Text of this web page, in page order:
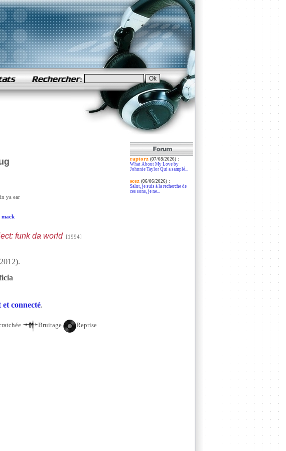
ya ear
funk da world[1994]
connecté.
Bruitage Reprise
raptorz (07/08/2026):
What About My Love by
Johnnie Taylor Qui a samplé...
scez (06/06/2026):
Salut, je suis à la recherche de
ces sons, je ne...